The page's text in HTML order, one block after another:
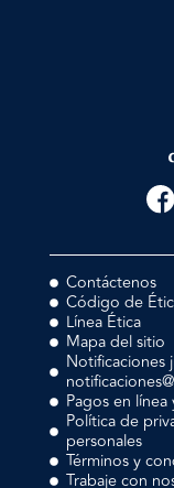
Contáctenos
Código de
Línea Ética
Mapa del sitio
Notificaciones
Pagos en línea
Política de
personales
Términos y
Trabaje con